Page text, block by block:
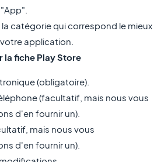
catégorie qui correspond le mieux
application.
la fiche Play Store
(obligatoire).
(facultatif, mais nous vous
d'en fournir un).
mais nous vous
d'en fournir un).